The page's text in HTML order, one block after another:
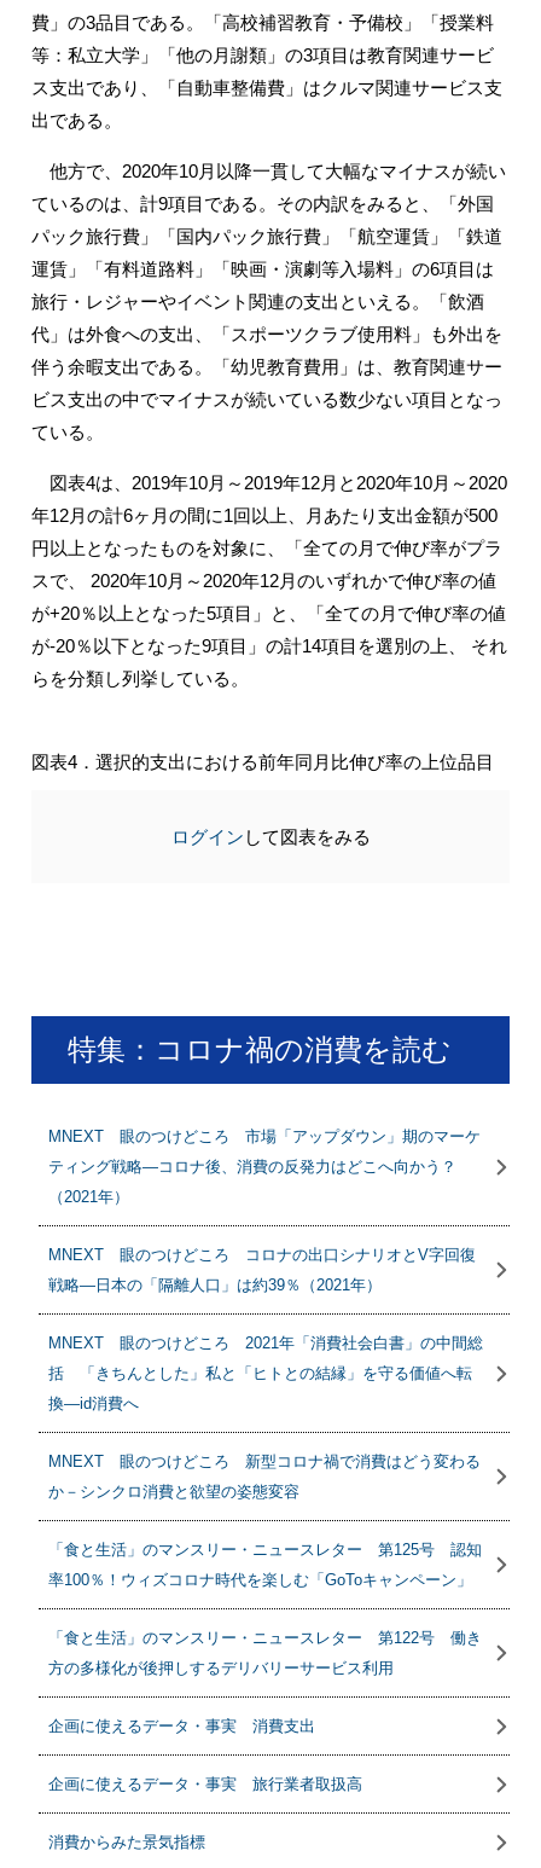
費」の3品目である。「高校補習教育・予備校」「授業料
等：私立大学」「他の月謝類」の3項目は教育関連サービ
ス支出であり、「自動車整備費」はクルマ関連サービス支
出である。
他方で、2020年10月以降一貫して大幅なマイナスが続い
ているのは、計9項目である。その内訳をみると、「外国
パック旅行費」「国内パック旅行費」「航空運賃」「鉄道
運賃」「有料道路料」「映画・演劇等入場料」の6項目は
旅行・レジャーやイベント関連の支出といえる。「飲酒
代」は外食への支出、「スポーツクラブ使用料」も外出を
伴う余暇支出である。「幼児教育費用」は、教育関連サー
ビス支出の中でマイナスが続いている数少ない項目となっ
ている。
図表4は、2019年10月～2019年12月と2020年10月～2020
年12月の計6ヶ月の間に1回以上、月あたり支出金額が500
円以上となったものを対象に、「全ての月で伸び率がプラ
スで、 2020年10月～2020年12月のいずれかで伸び率の値
が+20％以上となった5項目」と、「全ての月で伸び率の値
が-20％以下となった9項目」の計14項目を選別の上、 それ
らを分類し列挙している。
図表4．選択的支出における前年同月比伸び率の上位品目
ログイン して図表をみる
特集：コロナ禍の消費を読む
MNEXT 眼のつけどころ 市場「アップダウン」期のマーケ
ティング戦略―コロナ後、消費の反発力はどこへ向かう？
（2021年）
MNEXT 眼のつけどころ コロナの出口シナリオとV字回復
戦略―日本の「隔離人口」は約39％（2021年）
MNEXT 眼のつけどころ 2021年「消費社会白書」の中間総
括 「きちんとした」私と「ヒトとの結縁」を守る価値へ転
換―id消費へ
MNEXT 眼のつけどころ 新型コロナ禍で消費はどう変わる
か－シンクロ消費と欲望の姿態変容
「食と生活」のマンスリー・ニュースレター 第125号 認知
率100％！ウィズコロナ時代を楽しむ「GoToキャンペーン」
「食と生活」のマンスリー・ニュースレター 第122号 働き
方の多様化が後押しするデリバリーサービス利用
企画に使えるデータ・事実 消費支出
企画に使えるデータ・事実 旅行業者取扱高
消費からみた景気指標